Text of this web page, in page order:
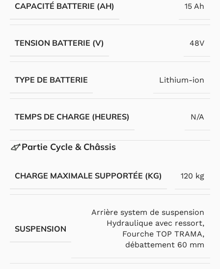
CAPACITÉ BATTERIE (AH) 15 Ah
TENSION BATTERIE (V) 48V
TYPE DE BATTERIE Lithium-ion
TEMPS DE CHARGE (HEURES) N/A
Partie Cycle & Châssis
CHARGE MAXIMALE SUPPORTÉE (KG) 120 kg
SUSPENSION
Arrière system de suspension
Hydraulique avec ressort,
Fourche TOP TRAMA,
débattement 60 mm